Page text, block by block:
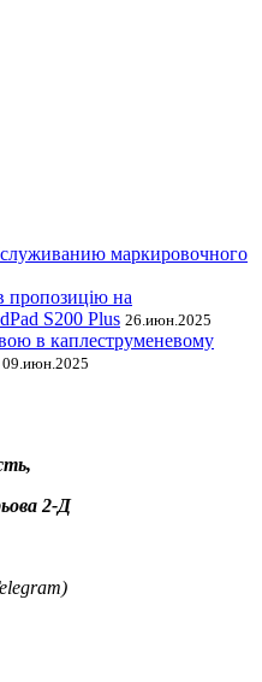
маркировочного
пропозицію на
S200 Plus 26.июн.2025
в каплеструменевому
09.июн.2025
2-Д